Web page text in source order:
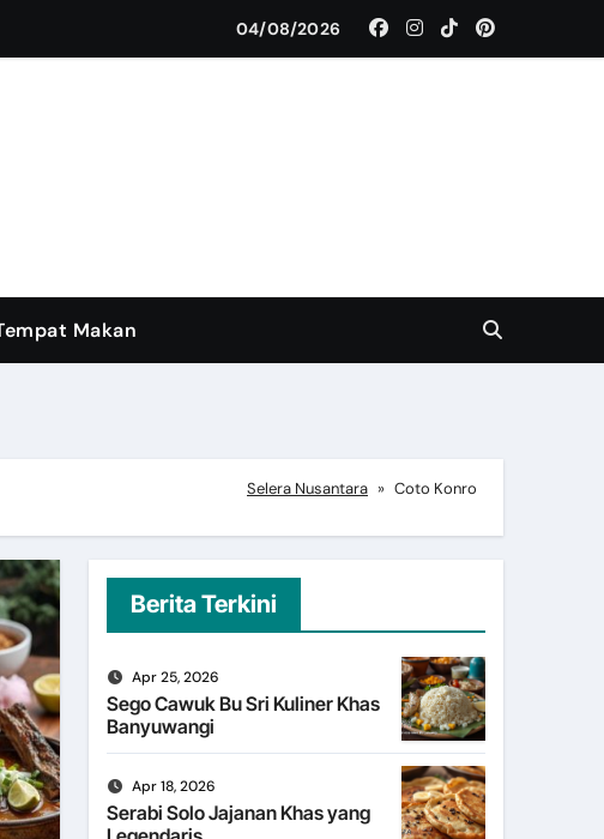
Jajanan Khas yang Legendaris
04/08/2026
Makan
Selera Nusantara » Coto Konro
Berita Terkini
Apr 25, 2026
Sego Cawuk Bu Sri Kuliner Khas
Banyuwangi
Apr 18, 2026
Serabi Solo Jajanan Khas yang